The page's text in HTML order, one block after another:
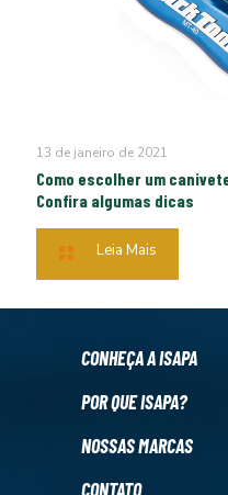
13 de janeiro de 2021
Como escolher um
Confira algumas dicas
Leia Mais
CONHEÇA A ISAPA
POR QUE ISAPA?
NOSSAS MARCAS
CONTATO